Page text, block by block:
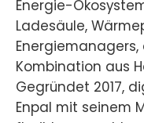
Energie-
Ladesäule,
Kombination aus
Gegründet 2017,
Enpal mit seinem